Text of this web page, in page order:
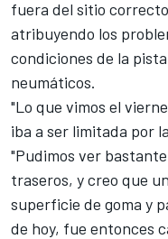
fuera del sitio
atribuyendo los
condiciones de la
neumáticos.
"Lo que vimos el
iba a ser limitada por
"Pudimos ver
traseros, y creo que
superficie de goma y
de hoy, fue entonces